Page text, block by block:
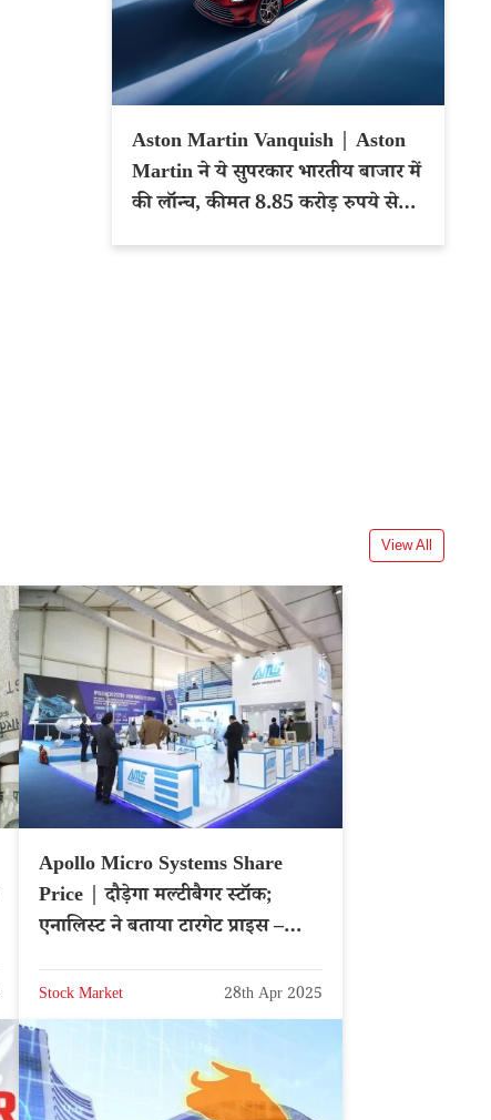
Aston Martin Vanquish | Aston
Martin ने ये सुपरकार भारतीय बाजार में
की लॉन्च, कीमत 8.85 करोड़ रुपये से
View All
Apollo Micro Systems Share
Price | दौड़ेगा मल्टीबैगर स्टॉक;
एनालिस्ट ने बताया टारगेट प्राइस –
Stock Market 28th Apr 2025